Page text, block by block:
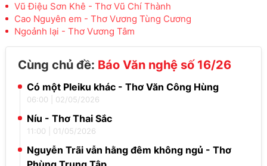
Vũ Điệu Sơn Khê - Thơ Vũ Chí Thành
Cao Nguyên em - Thơ Vương Tùng Cương
Ngoảnh lại - Thơ Vương Tâm
Cùng chủ đề: Báo Văn nghệ số 16/26
Có một Pleiku khác - Thơ Văn Công Hùng
06:00 02/05/2026
Níu - Thơ Thai Sắc
11:00 01/05/2026
Nguyễn Trãi vẫn hằng đêm không ngủ - Thơ